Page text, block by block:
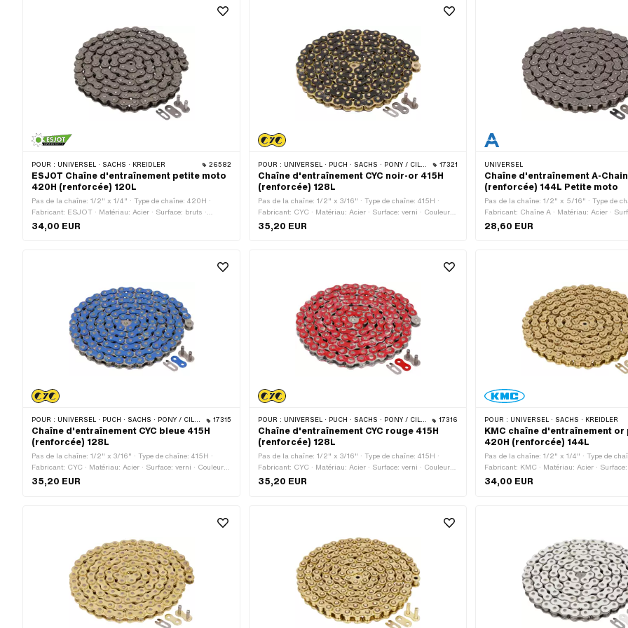
POUR : UNIVERSEL · SACHS · KREIDLER 26582
ESJOT Chaîne d'entraînement petite moto
420H (renforcée) 120L
Pas de la chaîne: 1/2" x 1/4" · Type de chaîne: 420H ·
Fabricant: ESJOT · Matériau: Acier · Surface: bruts ·
Nombre de maillons: 120 pcs · Circonférence de roulement:
1524 mm · Type de cadenas à chaîne: Fermeture à ressort
34,00 EUR
POUR : UNIVERSEL · PUCH · SACHS · PONY / CILO (BÊTA 521 & 512) · ZÜNDAPP BELMONDO · TOMOS · BYE BIKE 17321
Chaîne d'entraînement CYC noir-or 415H
(renforcée) 128L
Pas de la chaîne: 1/2" x 3/16" · Type de chaîne: 415H ·
Fabricant: CYC · Matériau: Acier · Surface: verni · Couleur:
noir · Couleur: or · Nombre de maillons: 128 pcs ·
Circonférence de roulement: 1626 mm · Type de cadenas à
35,20 EUR
UNIVERSEL
Chaîne d'entraînement A-
(renforcée) 144L Petite moto
Pas de la chaîne: 1/2" x 5/16" · Type de
Fabricant: Chaîne A · Matériau: Acier ·
Nombre de maillons: 144 pcs ·
1829 mm · Type de cadenas à chaîne:
28,60 EUR
POUR : UNIVERSEL · PUCH · SACHS · PONY / CILO (BÊTA 521 & 512) · ZÜNDAPP BELMONDO · TOMOS · BYE BIKE 17315
Chaîne d'entraînement CYC bleue 415H
(renforcée) 128L
Pas de la chaîne: 1/2" x 3/16" · Type de chaîne: 415H ·
Fabricant: CYC · Matériau: Acier · Surface: verni · Couleur:
bleu · Nombre de maillons: 128 pcs · Circonférence de
35,20 EUR
POUR : UNIVERSEL · PUCH · SACHS · PONY / CILO (BÊTA 521 & 512) · ZÜNDAPP BELMONDO · TOMOS · BYE BIKE 17316
Chaîne d'entraînement CYC rouge 415H
(renforcée) 128L
Pas de la chaîne: 1/2" x 3/16" · Type de chaîne: 415H ·
Fabricant: CYC · Matériau: Acier · Surface: verni · Couleur:
rouge · Nombre de maillons: 128 pcs · Circonférence de
35,20 EUR
POUR : UNIVERSEL · SACHS · KREIDLER
KMC chaîne d'entraînement
420H (renforcée) 144L
Pas de la chaîne: 1/2" x 1/4" · Type de
Fabricant: KMC · Matériau: Acier ·
or · Nombre de maillons: 144 pcs ·
34,00 EUR